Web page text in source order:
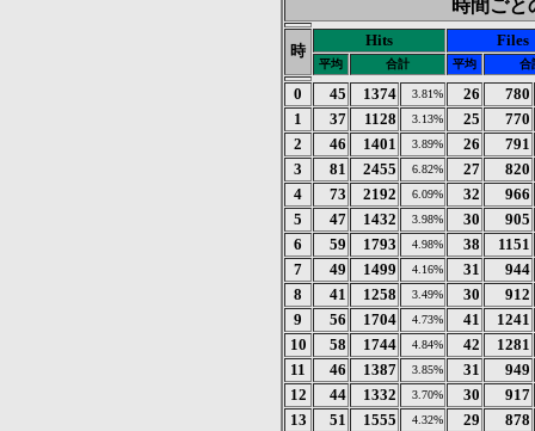
時間ごと
時
Hits Files
平均 合計 平均 合
0 45 1374 3.81% 26
780
1
37 1128 3.13% 25
770
2
46 1401 3.89% 26
791
3
81 2455 6.82% 27
820
4
73 2192 6.09% 32
966
5
47 1432 3.98% 30
905
6
59 1793 4.98% 38
1151
7
49 1499 4.16% 31
944
8
41 1258 3.49% 30
912
9
56 1704 4.73% 41
1241
10
58 1744 4.84% 42
1281
11
46 1387 3.85% 31
949
12
44 1332 3.70% 30
917
13
51 1555 4.32% 29
878